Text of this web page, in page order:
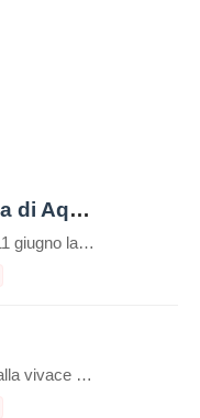
Stagione estiva di Aquafelix
Si inaugura sabato 11 giugno la nuova stagione di Aquafelix a Civitavecchia, il più grande Parco aquatico del Centro Italia, tra i 10 più belli nel Paese. Tante le attività in programma per una estate che si annuncia piena di eventi, con particolare attenzione alle famiglie e al divertimento dei bambini. Tra gli appuntamenti in […]
A pochi chilometri dalla vivace città portuale di Civitavecchia, su una verdeggiante collina che domina il Tirreno, sorge uno dei complessi termali romani più affascinanti e meglio conservati dell’Etruria meridionale: l’Area Archeologica delle Terme Taurine, conosciute anche come Terme di Traiano. Questo sito non è solo un complesso di antiche rovine, ma una vera e […]